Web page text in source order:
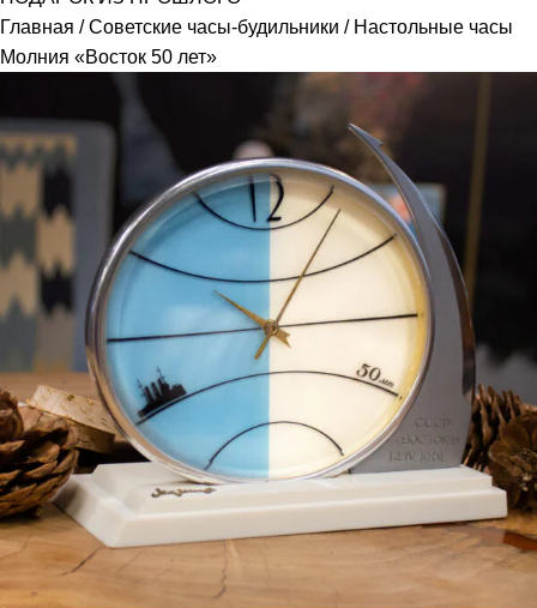
Главная Советские часы-будильники
Настольные часы
Молния «Восток 50 лет»